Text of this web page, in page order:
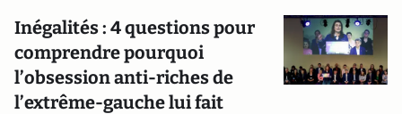
Inégalités : 4 questions pour
comprendre pourquoi
l’obsession anti-riches de
l’extrême-gauche lui fait